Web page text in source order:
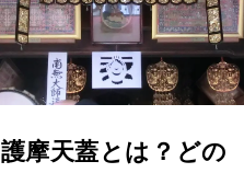
護摩天蓋とは？どの